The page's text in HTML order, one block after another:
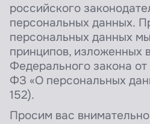
российского
персональных данных.
персональных данных
принципов, изложенных
Федерального закона
ФЗ «О персональных
152).
Просим вас